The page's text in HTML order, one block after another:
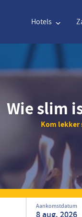
Hotels
Engels
Engels
Polski
Greek
Wie slim
Kom lekker
Aankomstdatum